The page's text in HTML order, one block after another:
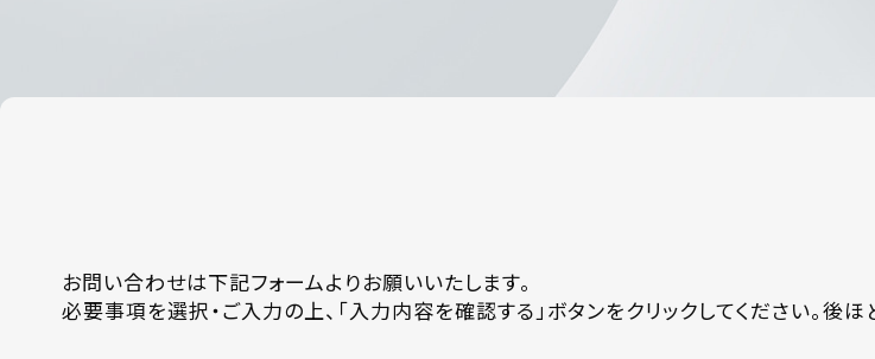
お問い合わせは下記フォームよりお願いいたします。
必要事項を選択・ご入力の上、「入力内容を確認する」ボタンをクリックしてください。後